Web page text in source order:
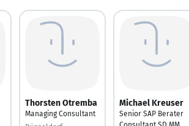
Thorsten Otremba
Managing Consultant
Michael Kreuser
Senior SAP Berater